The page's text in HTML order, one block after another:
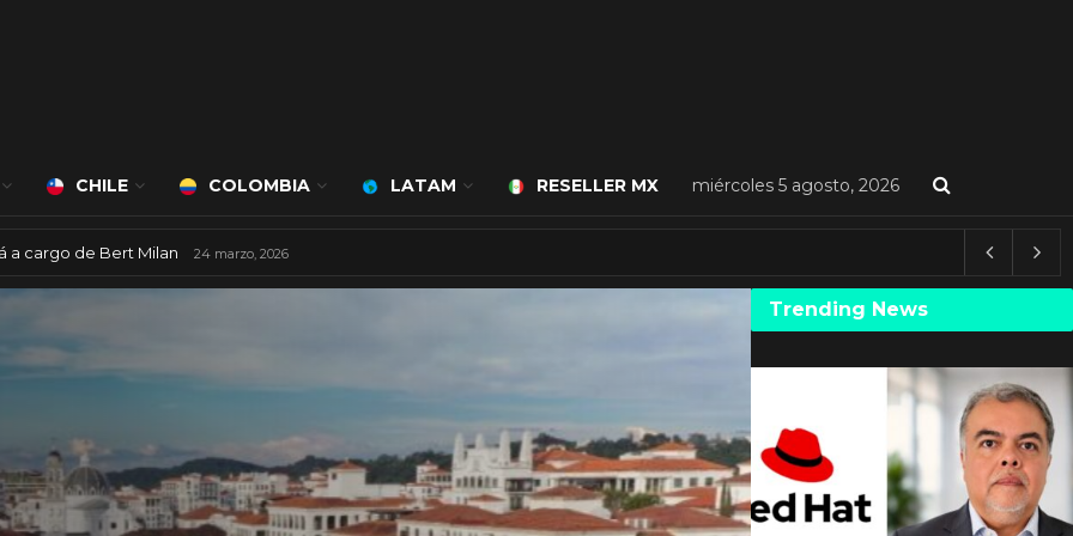
CHILE COLOMBIA LATAM RESELLER MX miércoles 5 agosto, 2026
a cargo de Bert Milan 24 marzo, 2026
Trending News